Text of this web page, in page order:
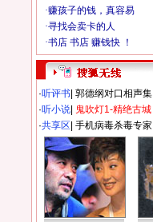
·听评书 郭德纲对口相声集
·听小说 鬼吹灯1-精绝古城
·共享区 手机病毒杀毒专家